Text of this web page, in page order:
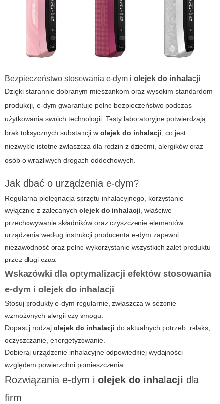
Bezpieczeństwo stosowania e-dym i olejek do inhalacji
Dzięki starannie dobranym mieszankom oraz wysokim standardom
produkcji, e-dym gwarantuje pełne bezpieczeństwo podczas
użytkowania swoich technologii. Testy laboratoryjne potwierdzają
brak toksycznych substancji w olejek do inhalacji, co jest
niezwykle istotne zwłaszcza dla rodzin z dziećmi, alergików oraz
osób o wrażliwych drogach oddechowych.
Jak dbać o urządzenia e-dym?
Regularna pielęgnacja sprzętu inhalacyjnego, korzystanie
wyłącznie z zalecanych olejek do inhalacji, właściwe
przechowywanie składników oraz czyszczenie elementów
urządzenia według instrukcji producenta e-dym zapewni
niezawodność oraz pełne wykorzystanie wszystkich zalet produktu
przez długi czas.
Wskazówki dla optymalizacji efektów stosowania
e-dym i olejek do inhalacji
Stosuj produkty e-dym regularnie, zwłaszcza w sezonie
wzmożonych alergii czy smogu.
Dopasuj rodzaj olejek do inhalacji do aktualnych potrzeb: relaks,
oczyszczanie, energetyzowanie.
Dobieraj urządzenie inhalacyjne odpowiedniej wydajności
względem powierzchni pomieszczenia.
Rozwiązania e-dym i olejek do inhalacji dla
firm